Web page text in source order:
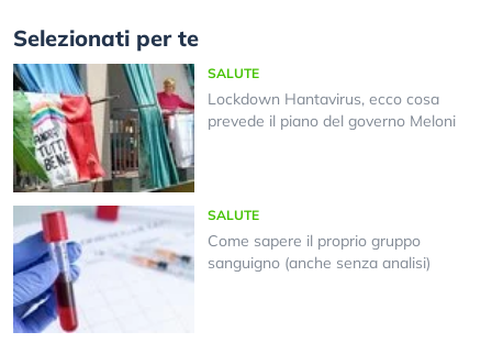
Selezionati per te
SALUTE
Lockdown Hantavirus, ecco cosa
prevede il piano del governo Meloni
SALUTE
Come sapere il proprio gruppo
sanguigno (anche senza analisi)